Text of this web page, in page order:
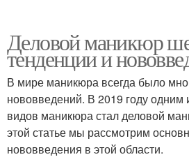
Деловой маникюр
тенденции и
В мире маникюра всегда было
нововведений. В 2019 году
видов маникюра стал деловой
этой статье мы рассмотрим
нововведения в этой области.